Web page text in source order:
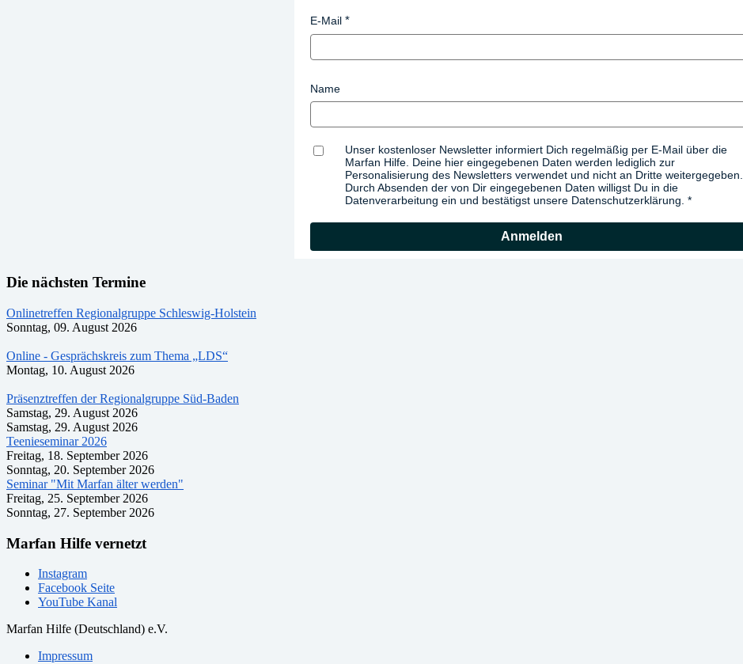
E-Mail
Name
Unser kostenloser Newsletter informiert Dich regelmäßig per E-Mail über die
Marfan Hilfe. Deine hier eingegebenen Daten werden lediglich zur
Personalisierung des Newsletters verwendet und nicht an Dritte weitergegeben.
Durch Absenden der von Dir eingegebenen Daten willigst Du in die
Datenverarbeitung ein und bestätigst unsere Datenschutzerklärung.
Anmelden
Die nächsten Termine
Onlinetreffen Regionalgruppe Schleswig-Holstein
Sonntag, 09. August 2026
Online - Gesprächskreis zum Thema „LDS“
Montag, 10. August 2026
Präsenztreffen der Regionalgruppe Süd-Baden
Samstag, 29. August 2026
Samstag, 29. August 2026
Teenieseminar 2026
Freitag, 18. September 2026
Sonntag, 20. September 2026
Seminar "Mit Marfan älter werden"
Freitag, 25. September 2026
Sonntag, 27. September 2026
Marfan Hilfe vernetzt
Instagram
Facebook Seite
YouTube Kanal
Marfan Hilfe (Deutschland) e.V.
Impressum